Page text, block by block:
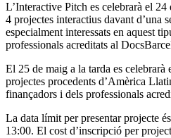
L’Interactive Pitch es celebrarà el
4 projectes interactius davant d’una
especialment interessats en aquest
professionals acreditats al
El 25 de maig a la tarda es
projectes procedents d’Amèrica
finançadors i dels professionals
La data límit per presentar projecte
13:00. El cost d’inscripció per